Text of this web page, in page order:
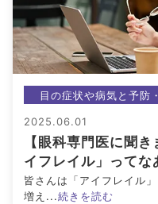
目に良い食べ物・
栄養素と調理法
目
アイメイク・
アイケア
見
お
目の症状や病気と予防
2025.06.01
【眼科専門医に聞
イフレイル」ってな
皆さんは「アイフレイル
増え...続きを読む